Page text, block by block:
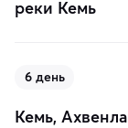
реки Кемь
6 день
Кемь,